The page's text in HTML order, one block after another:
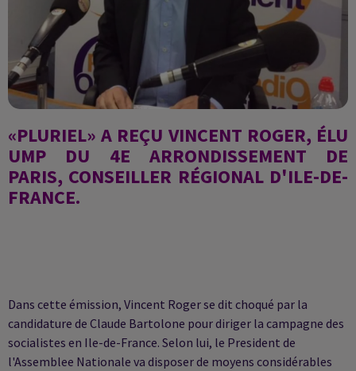
«PLURIEL» A REÇU VINCENT ROGER, ÉLU
UMP DU 4E ARRONDISSEMENT DE
PARIS, CONSEILLER RÉGIONAL D'ILE-DE-
FRANCE.
Dans cette émission, Vincent Roger se dit choqué par la
candidature de Claude Bartolone pour diriger la campagne des
socialistes en Ile-de-France. Selon lui, le President de
l'Assemblee Nationale va disposer de moyens considérables